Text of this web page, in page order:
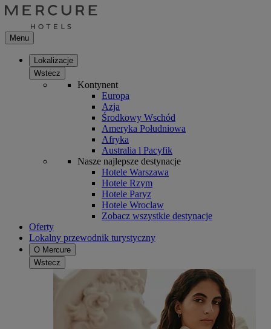
Menu
Lokalizacje
Wstecz
Kontynent
Europa
Azja
Środkowy Wschód
Ameryka Południowa
Afryka
Australia l Pacyfik
Nasze najlepsze destynacje
Hotele Warszawa
Hotele Rzym
Hotele Paryz
Hotele Wroclaw
Zobacz wszystkie destynacje
Oferty
Lokalny przewodnik turystyczny
O Mercure
Wstecz